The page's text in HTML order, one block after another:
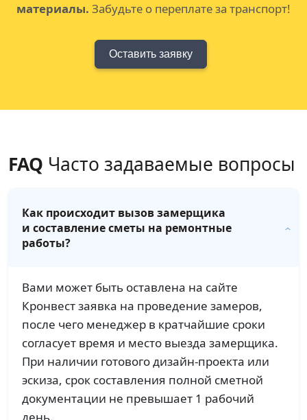
материалы. Забудьте о переплате за транспорт!
Оставить заявку
FAQ Часто задаваемые вопросы
Как происходит вызов замерщика
и составление сметы на ремонтные
работы?
Вами может быть оставлена на сайте
Кронвест заявка на проведение замеров,
после чего менеджер в кратчайшие сроки
согласует время и место выезда замерщика.
При наличии готового дизайн-проекта или
эскиза, срок составления полной сметной
документации не превышает 1 рабочий